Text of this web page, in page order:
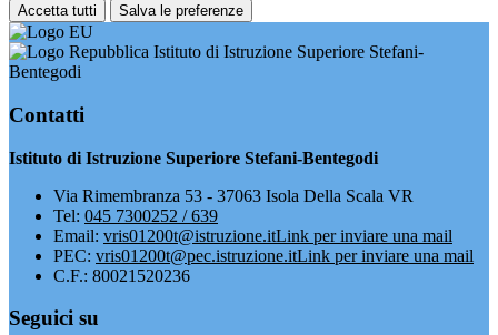
Accetta tutti Salva le preferenze
Istituto di Istruzione Superiore Stefani-
Bentegodi
Contatti
Istituto di Istruzione Superiore Stefani-Bentegodi
Via Rimembranza 53 - 37063 Isola Della Scala VR
Tel: 045 7300252 / 639
Email: vris01200t@istruzione.itLink per inviare una mail
PEC: vris01200t@pec.istruzione.itLink per inviare una mail
C.F.: 80021520236
Seguici su